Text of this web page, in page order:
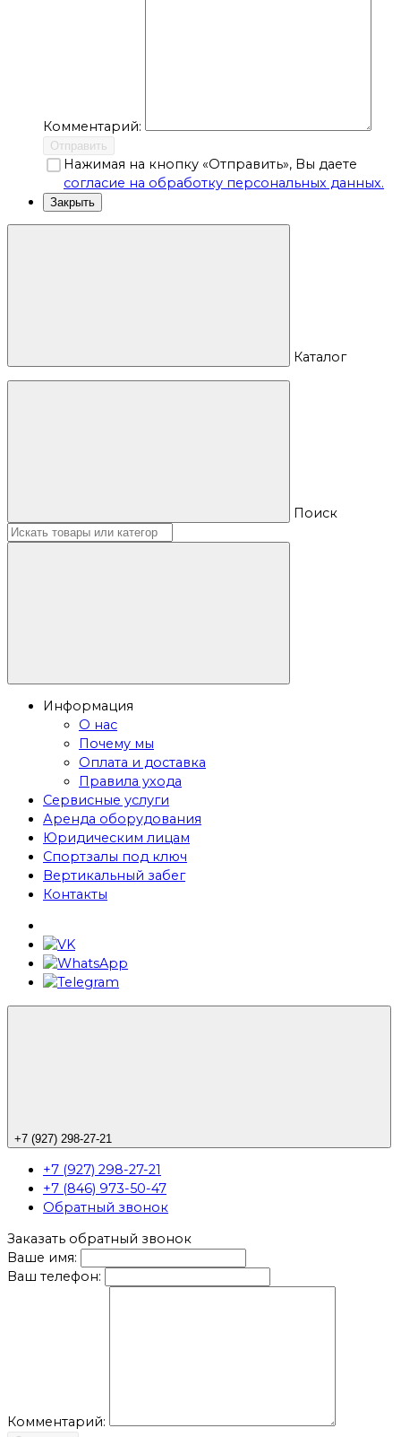
Комментарий:
Отправить
Нажимая на кнопку «Отправить», Вы даете
согласие на обработку персональных данных.
Закрыть
Каталог
Поиск
Информация
О нас
Почему мы
Оплата и доставка
Правила ухода
Сервисные услуги
Аренда оборудования
Юридическим лицам
Спортзалы под ключ
Вертикальный забег
Контакты
+7 (927) 298-27-21
+7 (927) 298-27-21
+7 (846) 973-50-47
Обратный звонок
Заказать обратный звонок
Ваше имя:
Ваш телефон:
Комментарий: